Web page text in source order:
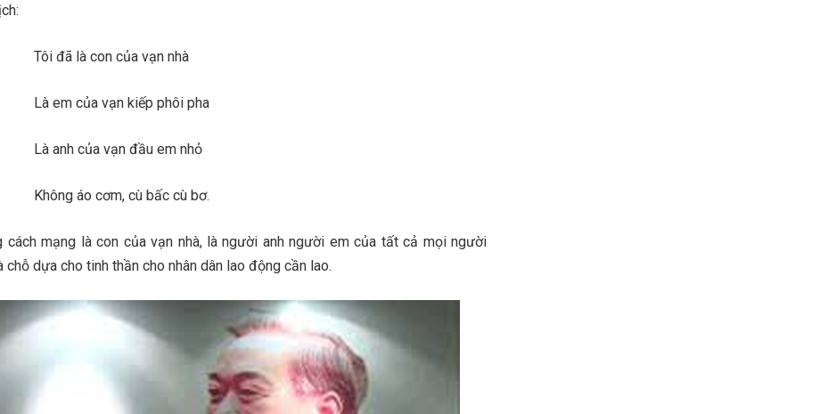
con của vạn nhà
vạn kiếp phôi pha
vạn đầu em nhỏ
cơm, cù bấc cù bơ.
cách mạng là con của vạn nhà, là người anh người em của tất cả mọi người
dựa cho tinh thần cho nhân dân lao động cần lao.